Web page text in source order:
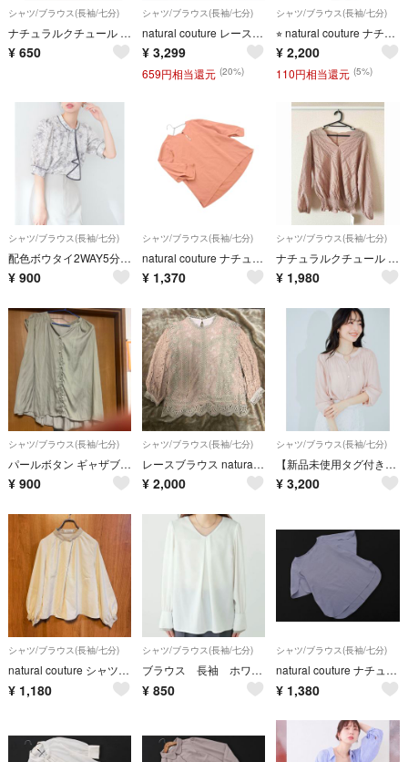
シャツ/ブラウス(長袖/七分)
ナチュラルクチュール natural couture ベルスリーブ ブラウス
¥ 650
シャツ/ブラウス(長袖/七分)
natural couture レース ブラウス 長袖 アイボリー ナチュラル
¥ 3,299
659円相当還元 (20%)
シャツ/ブラウス(長袖/七分)
⭐︎ natural couture ナチュラルクチュール ブラウス グレー
¥ 2,200
110円相当還元 (5%)
シャツ/ブラウス(長袖/七分)
配色ボウタイ2WAY5分袖ブラウス
¥ 900
シャツ/ブラウス(長袖/七分)
natural couture ナチュラルクチュール パールビーズ ボリュームスリーブ シャツ sizeF/茶 ■◆ レディース
¥ 1,370
シャツ/ブラウス(長袖/七分)
ナチュラルクチュール スカラップレースブラウス くすみピンク 春夏
¥ 1,980
シャツ/ブラウス(長袖/七分)
パールボタン ギャザブラウス
¥ 900
シャツ/ブラウス(長袖/七分)
レースブラウス natural couture
¥ 2,000
シャツ/ブラウス(長袖/七分)
【新品未使用タグ付き】natural couture とろみサテン7分袖ブラウス
¥ 3,200
シャツ/ブラウス(長袖/七分)
natural couture シャツ ブラウス バイカラー フリーサイズ
¥ 1,180
シャツ/ブラウス(長袖/七分)
ブラウス 長袖 ホワイト
¥ 850
シャツ/ブラウス(長袖/七分)
natural couture ナチュラルクチュール フレアスリーブ プルオーバー シャツ sizeF/ライトブルー ■◆ レディース
¥ 1,380